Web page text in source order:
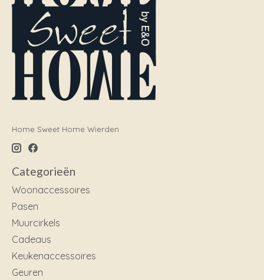
Home Sweet Home Wierden
Categorieën
Woonaccessoires
Pasen
Muurcirkels
Cadeaus
Keukenaccessoires
Geuren